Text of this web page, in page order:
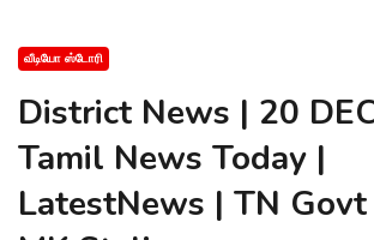
வீடியோ ஸ்டோரி
District News | 20
Tamil News Today |
LatestNews | TN Govt